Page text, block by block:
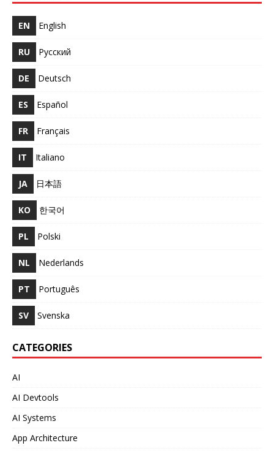
EN English
RU Русский
DE Deutsch
ES Español
FR Français
IT Italiano
JA 日本語
KO 한국어
PL Polski
NL Nederlands
PT Português
SV Svenska
CATEGORIES
AI
AI Devtools
AI Systems
App Architecture